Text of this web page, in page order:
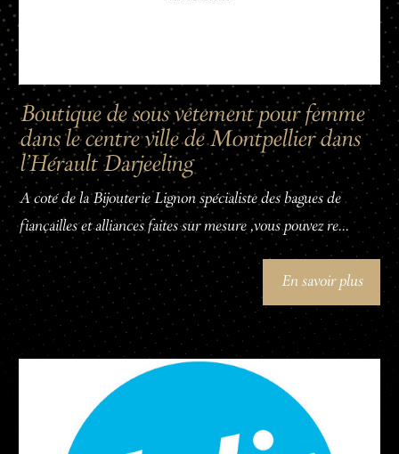
Boutique de sous vêtement pour femme
dans le centre ville de Montpellier dans
l'Hérault Darjeeling
A coté de la Bijouterie Lignon spécialiste des bagues de
fiançailles et alliances faites sur mesure ,vous pouvez re...
En savoir plus